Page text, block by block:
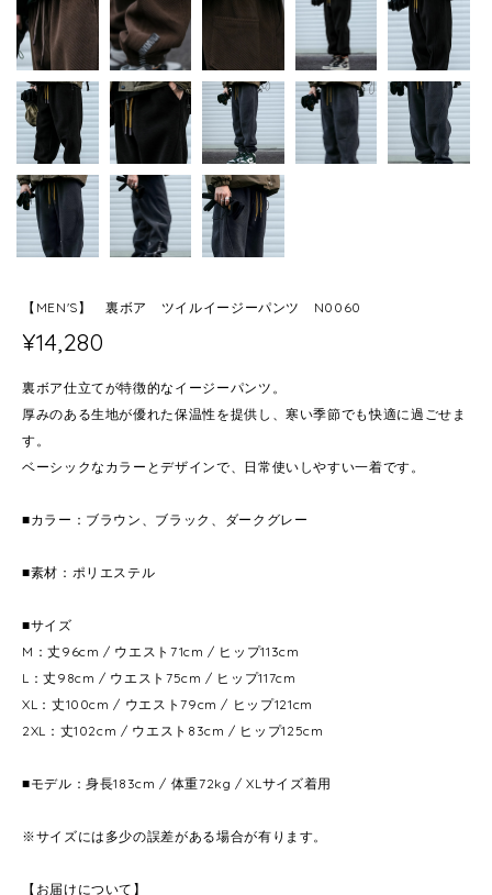
【MEN'S】 裏ボア ツイルイージーパンツ N0060
¥14,280
裏ボア仕立てが特徴的なイージーパンツ。
厚みのある生地が優れた保温性を提供し、寒い季節でも快適に過ごせま
す。
ベーシックなカラーとデザインで、日常使いしやすい一着です。
■カラー：ブラウン、ブラック、ダークグレー
■素材：ポリエステル
■サイズ
M：丈96cm / ウエスト71cm / ヒップ113cm
L：丈98cm / ウエスト75cm / ヒップ117cm
XL：丈100cm / ウエスト79cm / ヒップ121cm
2XL：丈102cm / ウエスト83cm / ヒップ125cm
■モデル：身長183cm / 体重72kg / XLサイズ着用
※サイズには多少の誤差がある場合が有ります。
【お届けについて】